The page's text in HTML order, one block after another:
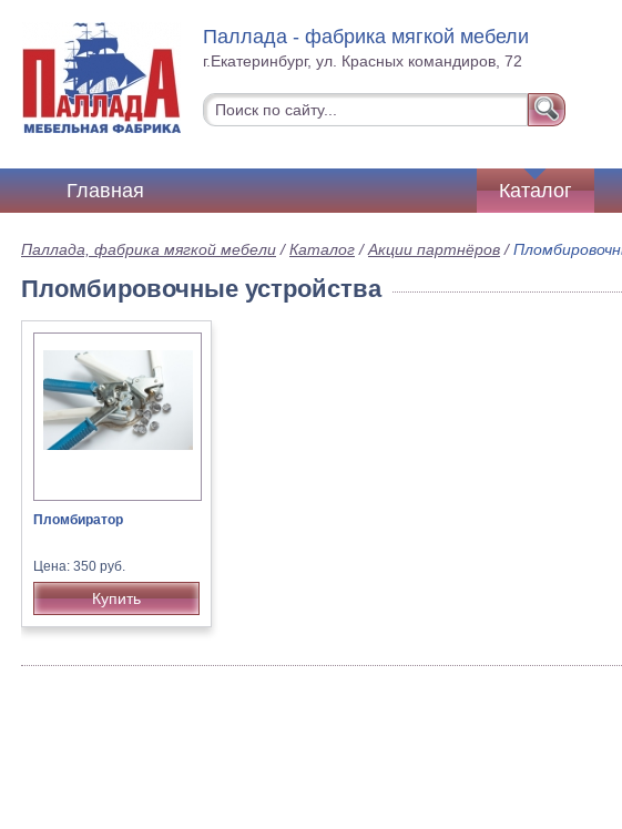
Паллада - фабрика мягкой мебели
г.Екатеринбург, ул. Красных командиров, 72
Главная Каталог
Паллада, фабрика мягкой мебели /Каталог /Акции партнёров /
Пломбировочные устройства
Пломбиратор
Цена: 350 руб.
Купить